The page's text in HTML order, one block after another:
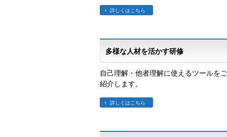
詳しくはこちら
多様な人材を活かす研修
自己理解・他者理解に使えるツールをご
紹介します。
詳しくはこちら